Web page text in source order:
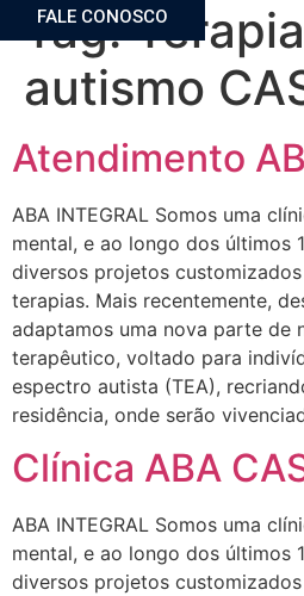
FALE CONOSCO
Tag:
autismo
Atendimento
ABA INTEGRAL Somos uma
mental, e ao longo dos últimos
diversos projetos
terapias. Mais recentemente,
adaptamos uma nova parte de
terapêutico, voltado para
espectro autista (TEA),
residência, onde serão
Clínica ABA
ABA INTEGRAL Somos uma
mental, e ao longo dos últimos
diversos projetos